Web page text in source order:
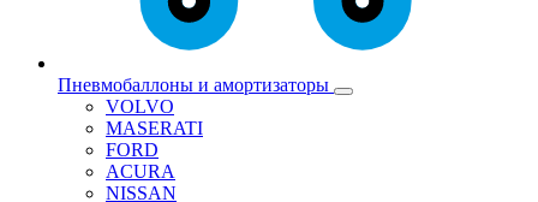
Пневмобаллоны и амортизаторы
VOLVO
MASERATI
FORD
ACURA
NISSAN